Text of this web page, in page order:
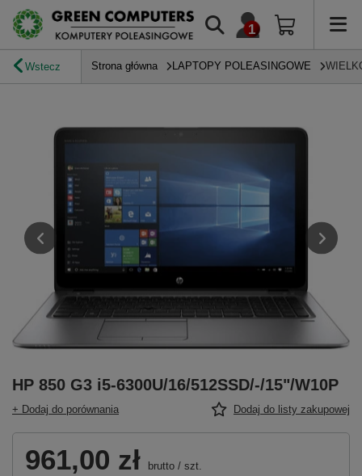
Wstecz Strona główna LAPTOPY POLEASINGOWE
HP 850 G3 i5-6300U/16/512SSD/-/15"/W10P
+ Dodaj do porównania Dodaj do listy zakupowej
961,00 zł brutto / szt.